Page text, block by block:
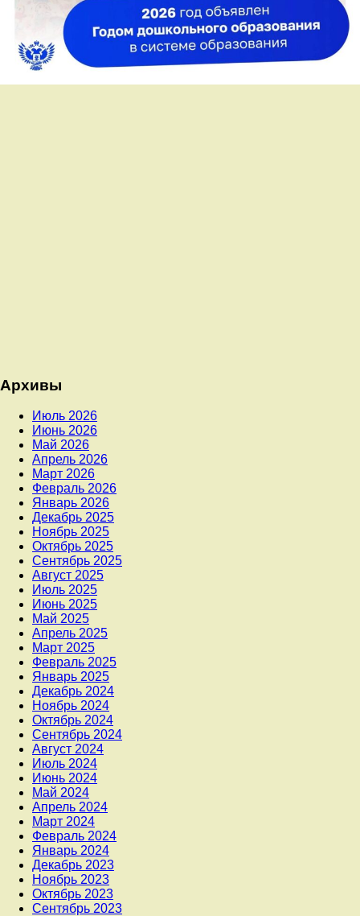
Архивы
Июль 2026
Июнь 2026
Май 2026
Апрель 2026
Март 2026
Февраль 2026
Январь 2026
Декабрь 2025
Ноябрь 2025
Октябрь 2025
Сентябрь 2025
Август 2025
Июль 2025
Июнь 2025
Май 2025
Апрель 2025
Март 2025
Февраль 2025
Январь 2025
Декабрь 2024
Ноябрь 2024
Октябрь 2024
Сентябрь 2024
Август 2024
Июль 2024
Июнь 2024
Май 2024
Апрель 2024
Март 2024
Февраль 2024
Январь 2024
Декабрь 2023
Ноябрь 2023
Октябрь 2023
Сентябрь 2023